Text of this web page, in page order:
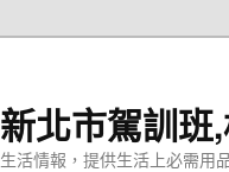
新北市駕訓班
生活情報，提供生活上必需用